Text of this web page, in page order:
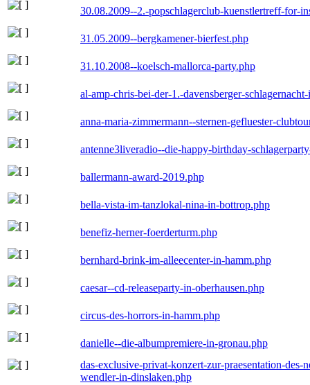
30.08.2009--2.-popschlagerclub-kuenstlertreff-for-
31.05.2009--bergkamener-bierfest.php
31.10.2008--koelsch-mallorca-party.php
al-amp-chris-bei-der-1.-davensberger-
anna-maria-zimmermann--sternen-gefluester-
antenne3liveradio--die-happy-birthday-
ballermann-award-2019.php
bella-vista-im-tanzlokal-nina-in-bottrop.php
benefiz-herner-foerderturm.php
bernhard-brink-im-alleecenter-in-hamm.php
caesar--cd-releaseparty-in-oberhausen.php
circus-des-horrors-in-hamm.php
danielle--die-albumpremiere-in-gronau.php
das-exclusive-privat-konzert-zur-praesentation-
wendler-in-dinslaken.php